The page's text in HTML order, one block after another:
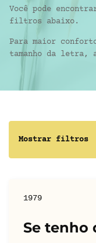
Você pode
filtros abaixo.
Para maior
tamanho da letra,
Mostrar filtros
1979
Se tenho